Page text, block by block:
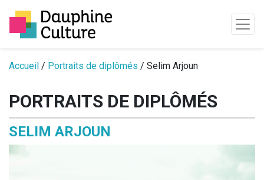
Passer au contenu
Accueil / Portraits de diplômés / Selim Arjoun
PORTRAITS DE DIPLÔMÉS
SELIM ARJOUN